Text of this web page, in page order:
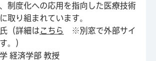
制度化への応用を指向した医療技術
取り組まれています。
（詳細はこちら
※別窓で外部サイ
。）
経済学部 教授